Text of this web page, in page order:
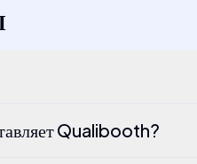
Qualibooth?